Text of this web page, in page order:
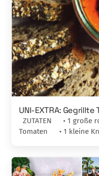
UNI-EXTRA:
ZUTATEN • 1 große
Tomaten • 1 kleine